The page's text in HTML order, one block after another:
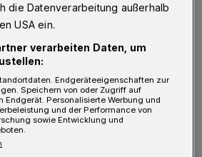
zunächst mit den
beziehungsweise
Die schriftlichen
die Datenverarbeitung außerhalb
USA ein.
verarbeiten Daten, um
Endgeräteeigenschaften zur
Speichern von oder Zugriff auf
Endgerät. Personalisierte Werbung und
und der Performance von
sowie Entwicklung und